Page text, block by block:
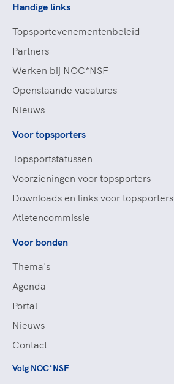
Handige links
Topsportevenementenbeleid
Partners
Werken bij NOC*NSF
Openstaande vacatures
Nieuws
Voor topsporters
Topsportstatussen
Voorzieningen voor topsporters
Downloads en links voor topsporters
Atletencommissie
Voor bonden
Thema's
Agenda
Portal
Nieuws
Contact
Volg NOC*NSF